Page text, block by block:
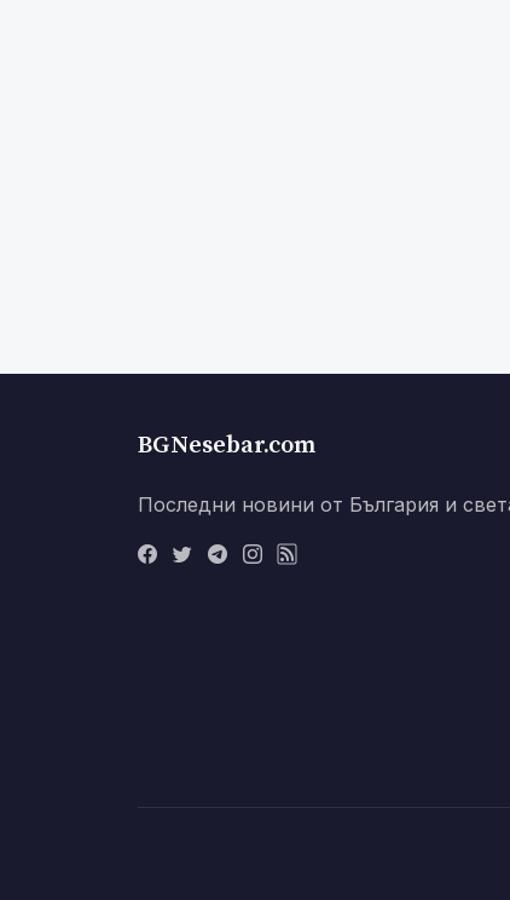
BGNesebar.com
Последни новини от България и